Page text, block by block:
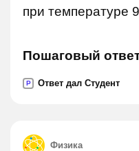
при температуре
Пошаговый
P Ответ дал Студент
Физика